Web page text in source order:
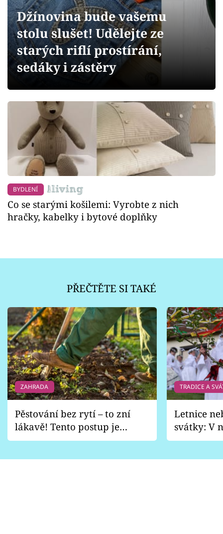
Přihlášení
Sledujte nás
Džínovina bude vašemu
stolu slušet! Udělejte ze
starých riflí prostírání,
sedáky i zástěry
BYDLENÍ
Co se starými košilemi: Vyrobte z nich
hračky, kabelky i bytové doplňky
PŘEČTĚTE SI TAKÉ
ZAHRADA
Pěstování bez rytí – to zní
lákavě! Tento postup je
vhodný jen pro některé
TRADICE A
Letnice
svátky: V
pondělí